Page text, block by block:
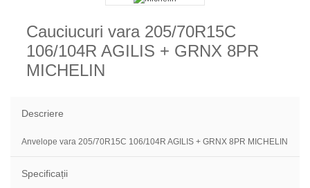
Cauciucuri vara 205/70R15C
106/104R AGILIS + GRNX 8PR
MICHELIN
Descriere
Anvelope vara 205/70R15C 106/104R AGILIS + GRNX 8PR MICHELIN
Specificații